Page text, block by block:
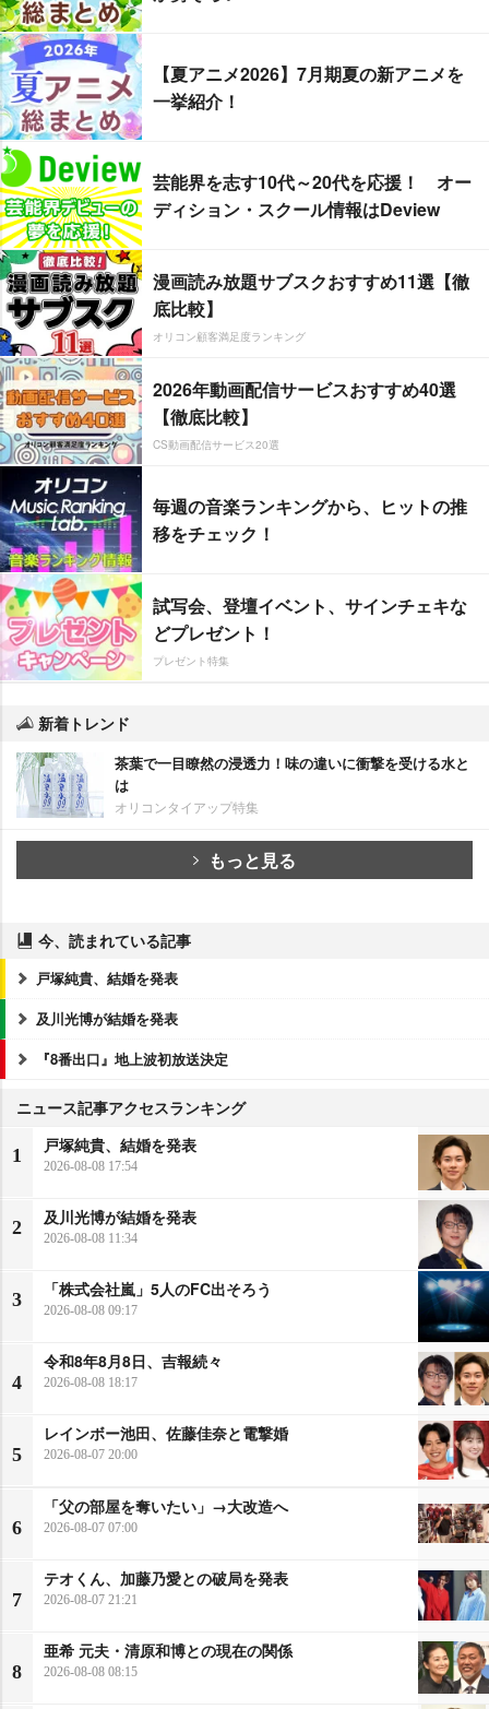
【夏アニメ2026】7月期夏の新アニメを
一挙紹介！
芸能界を志す10代～20代を応援！ オー
ディション・スクール情報はDeview
漫画読み放題サブスクおすすめ11選【徹
底比較】
オリコン顧客満足度ランキング
2026年動画配信サービスおすすめ40選
【徹底比較】
CS動画配信サービス20選
毎週の音楽ランキングから、ヒットの推
移をチェック！
試写会、登壇イベント、サインチェキな
どプレゼント！
プレゼント特集
新着トレンド
茶葉で一目瞭然の浸透力！味の違いに衝撃を受ける水と
は
オリコンタイアップ特集
もっと見る
今、読まれている記事
戸塚純貴、結婚を発表
及川光博が結婚を発表
『8番出口』地上波初放送決定
ニュース記事アクセスランキング
1
戸塚純貴、結婚を発表
2026-08-08 17:54
2
及川光博が結婚を発表
2026-08-08 11:34
3
「株式会社嵐」5人のFC出そろう
2026-08-08 09:17
4
令和8年8月8日、吉報続々
2026-08-08 18:17
5
レインボー池田、佐藤佳奈と電撃婚
2026-08-07 20:00
6
「父の部屋を奪いたい」→大改造へ
2026-08-07 07:00
7
テオくん、加藤乃愛との破局を発表
2026-08-07 21:21
8
亜希 元夫・清原和博との現在の関係
2026-08-08 08:15